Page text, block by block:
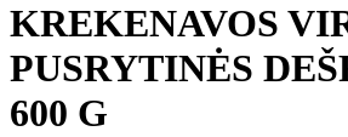
KREKENAVOS
PUSRYTINĖS
600 G